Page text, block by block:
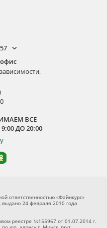
ВСЕ
ДО 20:00
ответственностью «Файнкурс»
выдано 24 февраля 2010 года
реестре №155967 от 01.07.2014 г.